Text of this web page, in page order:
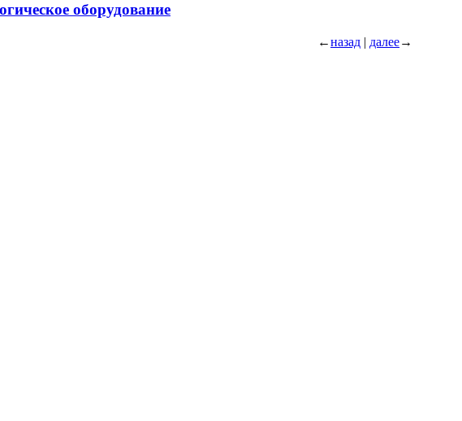
оборудование
←назад | далее→